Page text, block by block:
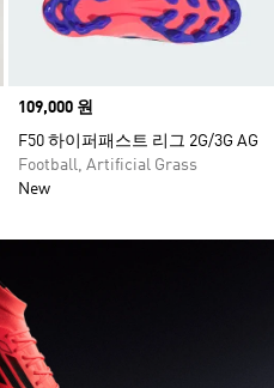
Price
109,000 원
F50 하이퍼패스트 리그 2G/3G AG
Football, Artificial Grass
New